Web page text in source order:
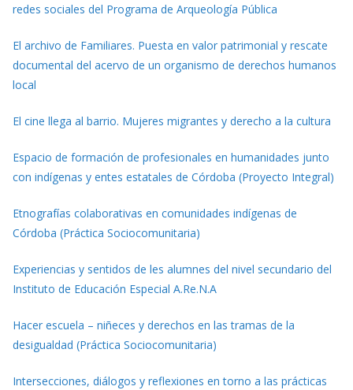
redes sociales del Programa de Arqueología Pública
El archivo de Familiares. Puesta en valor patrimonial y rescate
documental del acervo de un organismo de derechos humanos
local
El cine llega al barrio. Mujeres migrantes y derecho a la cultura
Espacio de formación de profesionales en humanidades junto
con indígenas y entes estatales de Córdoba (Proyecto Integral)
Etnografías colaborativas en comunidades indígenas de
Córdoba (Práctica Sociocomunitaria)
Experiencias y sentidos de les alumnes del nivel secundario del
Instituto de Educación Especial A.Re.N.A
Hacer escuela – niñeces y derechos en las tramas de la
desigualdad (Práctica Sociocomunitaria)
Intersecciones, diálogos y reflexiones en torno a las prácticas